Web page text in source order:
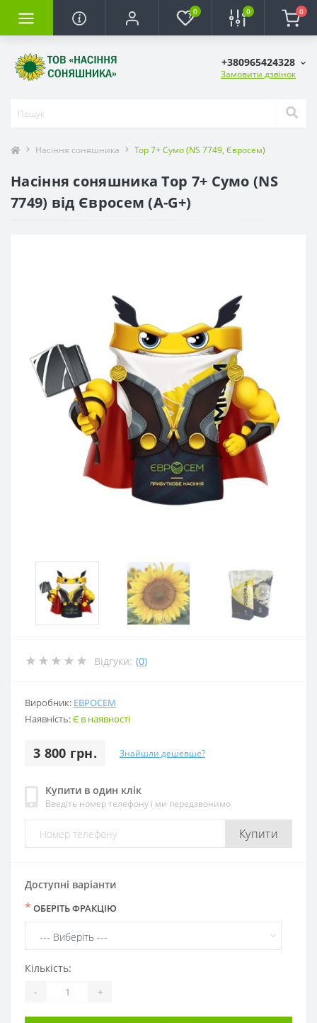
0 0 0
+380965424328
Замовити дзвінок
Насіння соняшника Тор 7+ Сумо (NS 7749, Євросем)
Насіння соняшника Тор 7+ Сумо (NS
7749) від Євросем (A-G+)
Відгуки: (0)
Виробник: ЕВРОСЕМ
Наявність:Є в наявності
3 800 грн. Знайшли дешевше?
Купити в один клік
Введіть номер телефону і ми передзвонимо
Купити
Доступні варіанти
* ОБЕРІТЬ ФРАКЦІЮ
Кількість:
- +